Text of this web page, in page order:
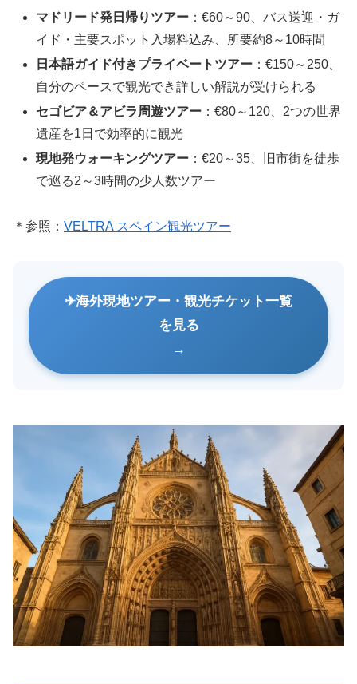
マドリード発日帰りツアー ：€60～90、バス送迎・ガ
イド・主要スポット入場料込み、所要約8～10時間
日本語ガイド付きプライベートツアー ：€150～250、
自分のペースで観光でき詳しい解説が受けられる
セゴビア＆アビラ周遊ツアー ：€80～120、2つの世界
遺産を1日で効率的に観光
現地発ウォーキングツアー ：€20～35、旧市街を徒歩
で巡る2～3時間の少人数ツアー
＊参照： VELTRA スペイン観光ツアー
海外現地ツアー・観光チケット一覧
を見る